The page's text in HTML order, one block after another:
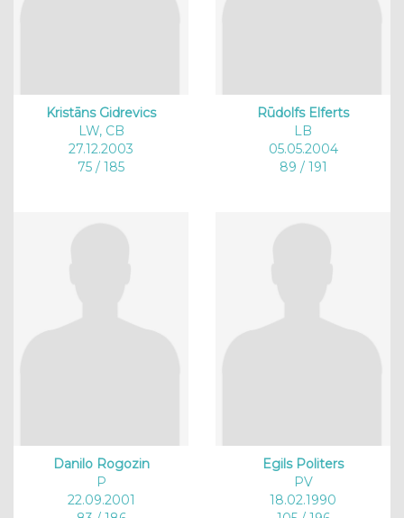
Kristāns Gidrevics
LW, CB
27.12.2003
75 / 185
Rūdolfs Elferts
LB
05.05.2004
89 / 191
Danilo Rogozin
P
22.09.2001
Egils Politers
PV
18.02.1990